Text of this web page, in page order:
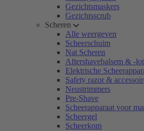
Gezichtsmaskers
Gezichtsscrub
Scheren
Alle weergeven
Scheerschuim
Nat Scheren
Aftershavebalsem & -
Elektrische
Safety razor &
Neustrimmers
Pre-Shave
Scheerapparaat voor
Scheergel
Scheerkom